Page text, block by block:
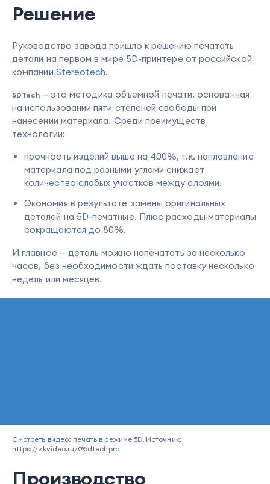
Решение
Руководство завода пришло к решению печатать
детали на первом в мире 5D-принтере от российской
компании Stereotech.
5DTech— это методика объемной печати, основанная
на использовании пяти степеней свободы при
нанесении материала. Среди преимуществ
технологии:
прочность изделий выше на 400%, т.к. наплавление
материала под разными углами снижает
количество слабых участков между слоями.
Экономия в результате замены оригинальных
деталей на 5D-печатные. Плюс расходы материалы
сокращаются до 80%.
И главное — деталь можно напечатать за несколько
часов, без необходимости ждать поставку несколько
недель или месяцев.
Смотреть видео: печать в режиме 5D. Источник:
https://vkvideo.ru/@5dtechpro
Производство